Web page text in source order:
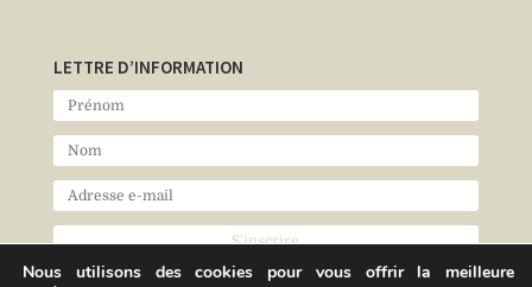
LETTRE D’INFORMATION
Nous utilisons des cookies pour vous offrir la meilleure